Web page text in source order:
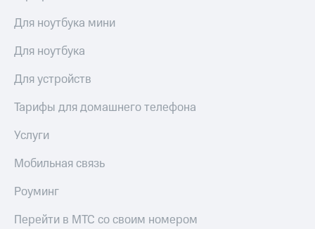
Для ноутбука мини
Для ноутбука
Для устройств
Тарифы для домашнего телефона
Услуги
Мобильная связь
Роуминг
Перейти в МТС со своим номером